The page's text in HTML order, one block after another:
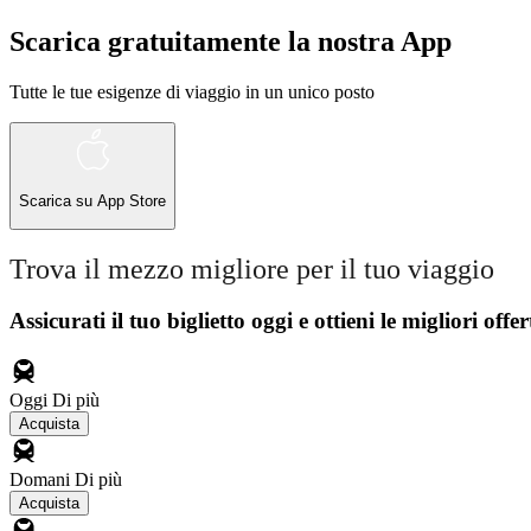
Scarica gratuitamente la nostra App
Tutte le tue esigenze di viaggio in un unico posto
Scarica su App Store
Trova il mezzo migliore per il tuo viaggio
Assicurati il ​​tuo biglietto oggi e ottieni le migliori
Oggi Di più
Acquista
Domani Di più
Acquista